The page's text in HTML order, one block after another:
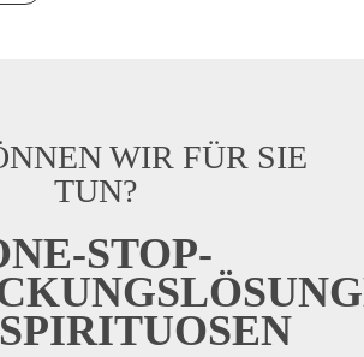
WIR FÜR SIE
TUN?
STOP-